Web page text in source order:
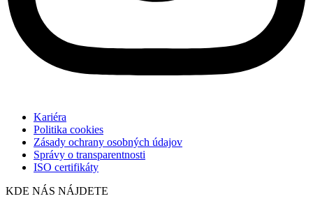
Kariéra
Politika cookies
Zásady ochrany osobných údajov
Správy o transparentnosti
ISO certifikáty
KDE NÁS NÁJDETE